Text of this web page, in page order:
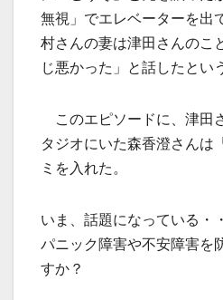
無視」でエレベーターを出
村さんの妻は津田さんのこ
じ悪かった」と話したとい
このエピソードに、津田
タジオにいた森香澄さんは
ミを入れた。
いま、話題になっている・
パニック障害や不安障害を
すか？